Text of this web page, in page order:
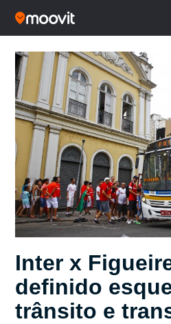
Inter x
definido
trânsito e